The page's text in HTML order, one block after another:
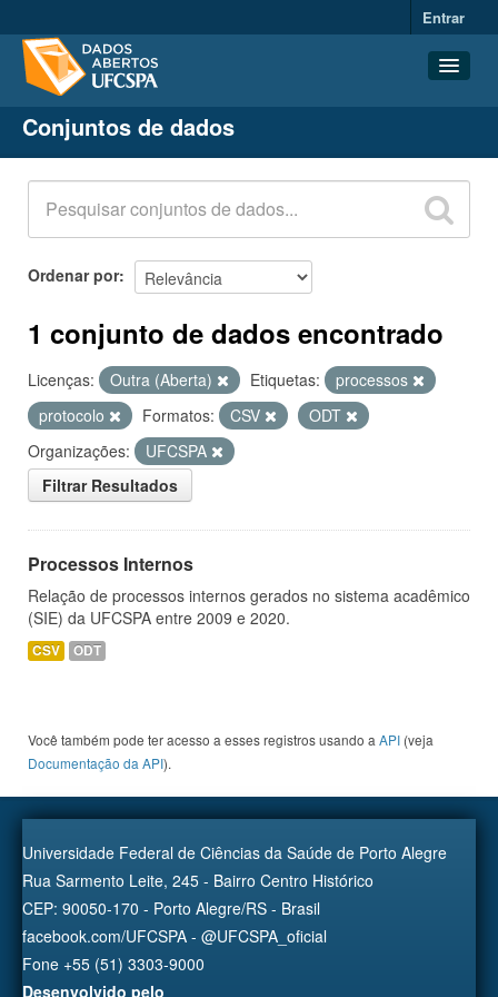
Entrar
Conjuntos de dados
Organizações
Grupos
Sobre
Conjuntos de dados
Ordenar por
1 conjunto de dados encontrado
Licenças: Outra (Aberta) Etiquetas:
processos
protocolo
Formatos: CSV
ODT
Organizações:
UFCSPA
Filtrar Resultados
Processos Internos
Relação de processos internos gerados no sistema acadêmico
(SIE) da UFCSPA entre 2009 e 2020.
CSV ODT
Você também pode ter acesso a esses registros usando a API (veja
Documentação da API).
Universidade Federal de Ciências da Saúde de Porto Alegre
Rua Sarmento Leite, 245 - Bairro Centro Histórico
CEP: 90050-170 - Porto Alegre/RS - Brasil
facebook.com/UFCSPA - @UFCSPA_oficial
Fone +55 (51) 3303-9000
Desenvolvido pelo